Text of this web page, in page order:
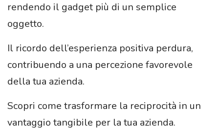
rendendo il gadget più di un semplice
oggetto.
Il ricordo dell’esperienza positiva perdura,
contribuendo a una percezione favorevole
della tua azienda.
Scopri come trasformare la reciprocità in un
vantaggio tangibile per la tua azienda.